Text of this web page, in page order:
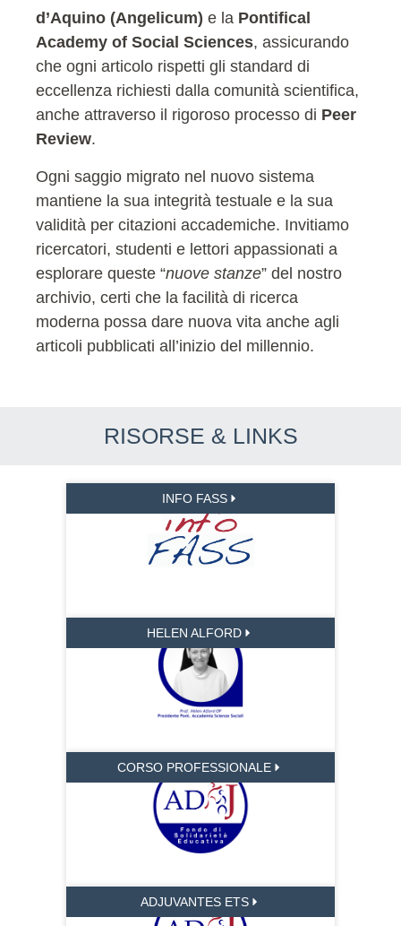
d’Aquino (Angelicum) e la Pontifical
Academy of Social Sciences, assicurando
che ogni articolo rispetti gli standard di
eccellenza richiesti dalla comunità scientifica,
anche attraverso il rigoroso processo di Peer
Review.
Ogni saggio migrato nel nuovo sistema
mantiene la sua integrità testuale e la sua
validità per citazioni accademiche. Invitiamo
ricercatori, studenti e lettori appassionati a
esplorare queste “nuove stanze” del nostro
archivio, certi che la facilità di ricerca
moderna possa dare nuova vita anche agli
articoli pubblicati all’inizio del millennio.
RISORSE & LINKS
INFO FASS
HELEN ALFORD
CORSO PROFESSIONALE
ADJUVANTES ETS